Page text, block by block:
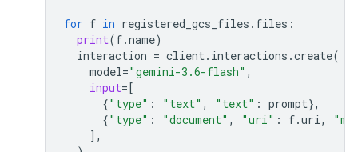
for f in registered_gcs_files . files :
print(f.name)
interaction = client. interactions .create(
model="gemini-3.6-flash" ,
input=[
{"type" : "text" , "text" : prompt},
{"type" : "document" , "uri" : f.uri,
],